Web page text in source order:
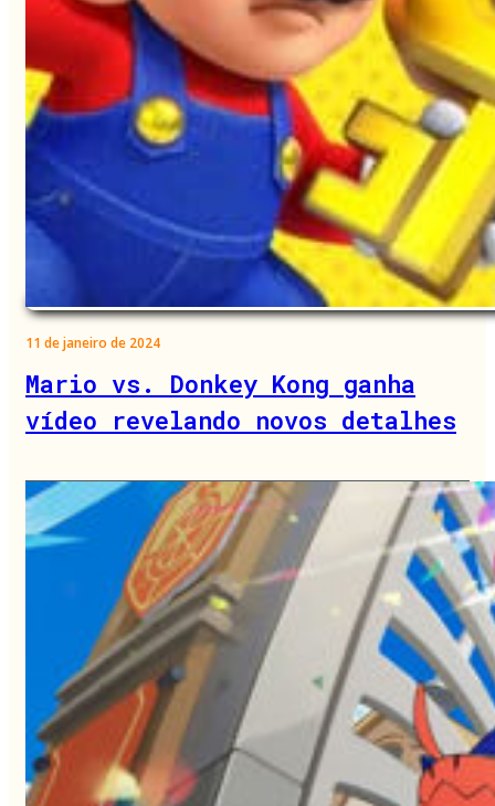
11 de janeiro de 2024
Mario vs. Donkey Kong ganha
vídeo revelando novos detalhes